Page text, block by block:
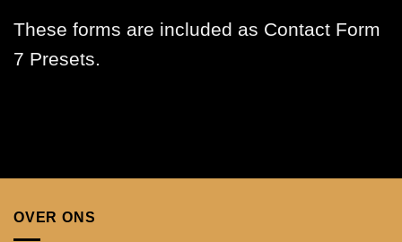
These forms are included as Contact Form
7 Presets.
OVER ONS